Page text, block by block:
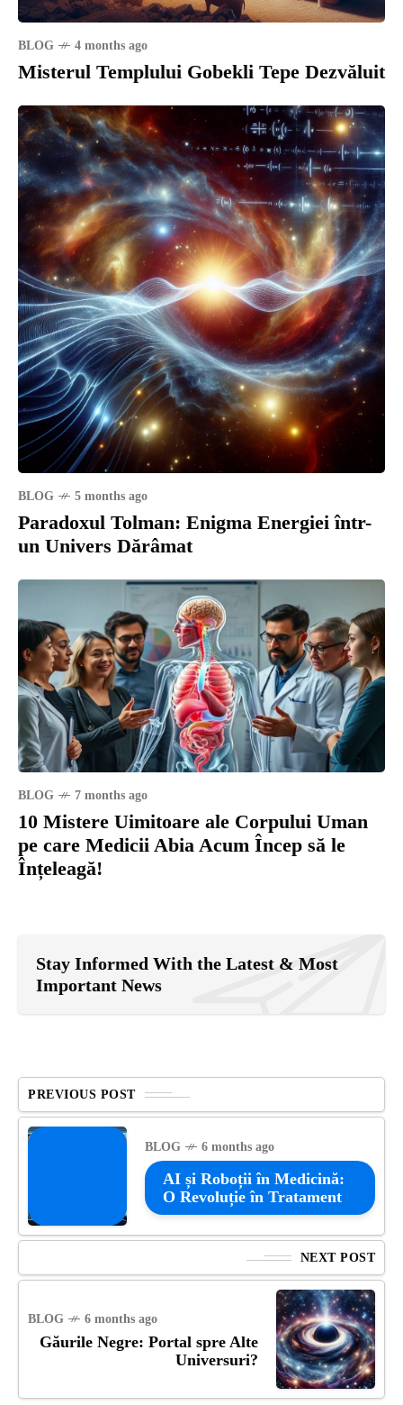
BLOG 4 months ago
Misterul Templului Gobekli Tepe Dezvăluit
BLOG 5 months ago
Paradoxul Tolman: Enigma Energiei într-
un Univers Dărâmat
BLOG 7 months ago
10 Mistere Uimitoare ale Corpului Uman
pe care Medicii Abia Acum Încep să le
Înțeleagă!
Stay Informed With the Latest & Most
Important News
PREVIOUS POST
BLOG 6 months ago
AI și Roboții în Medicină:
O Revoluție în Tratament
NEXT POST
BLOG 6 months ago
Găurile Negre: Portal spre Alte
Universuri?